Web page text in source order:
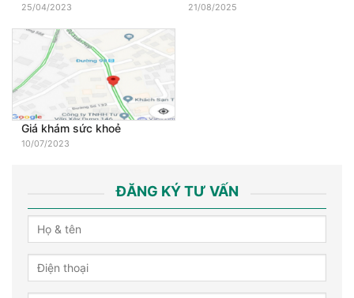
25/04/2023 21/08/2025
Giá khám sức khoẻ
10/07/2023
ĐĂNG KÝ TƯ VẤN